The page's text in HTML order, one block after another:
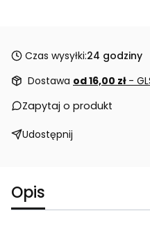
Czas wysyłki:24 godziny
Dostawa od 16,00 zł -
Zapytaj o produkt
Udostępnij
Opis